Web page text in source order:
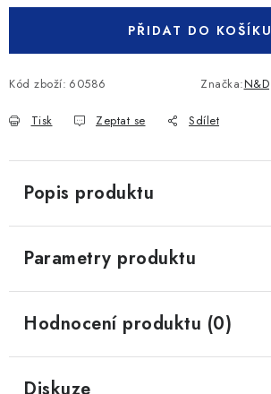
PŘIDAT DO KOŠÍKU
Kód zboží: 60586 Značka:N&D
Tisk Zeptat se Sdílet
Popis produktu
Parametry produktu
Hodnocení produktu (0)